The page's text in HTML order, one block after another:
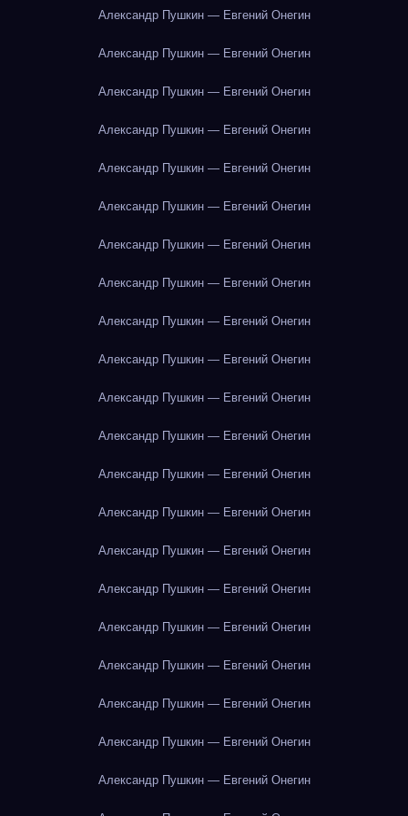
Александр Пушкин — Евгений Онегин
Александр Пушкин — Евгений Онегин
Александр Пушкин — Евгений Онегин
Александр Пушкин — Евгений Онегин
Александр Пушкин — Евгений Онегин
Александр Пушкин — Евгений Онегин
Александр Пушкин — Евгений Онегин
Александр Пушкин — Евгений Онегин
Александр Пушкин — Евгений Онегин
Александр Пушкин — Евгений Онегин
Александр Пушкин — Евгений Онегин
Александр Пушкин — Евгений Онегин
Александр Пушкин — Евгений Онегин
Александр Пушкин — Евгений Онегин
Александр Пушкин — Евгений Онегин
Александр Пушкин — Евгений Онегин
Александр Пушкин — Евгений Онегин
Александр Пушкин — Евгений Онегин
Александр Пушкин — Евгений Онегин
Александр Пушкин — Евгений Онегин
Александр Пушкин — Евгений Онегин